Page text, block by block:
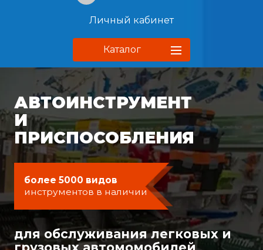
Личный кабинет
Каталог
АВТОИНСТРУМЕНТ
И
ПРИСПОСОБЛЕНИЯ
более 5000 видов
инструментов в наличии
для обслуживания легковых и